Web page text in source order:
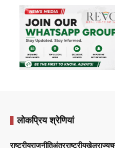
लोकप्रिय श्रेणियां
राष्ट्रीयराजनीतिअंतरराष्ट्रीयखेलराज्य